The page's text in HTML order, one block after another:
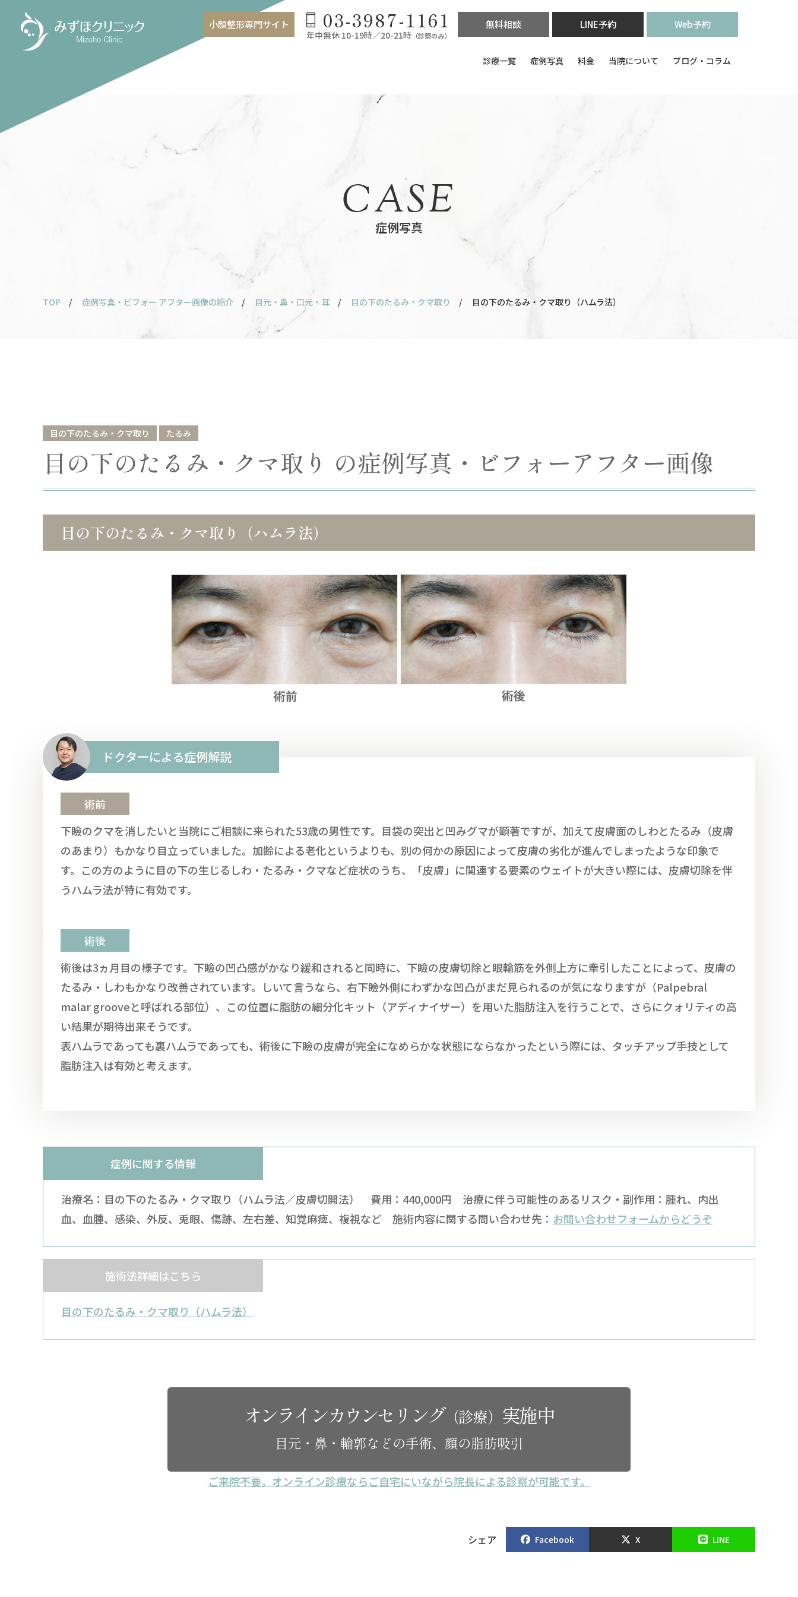
小顔整形専門サイト 03-3987-1161
年中無休 10-19時／20-21時 （診察のみ）
無料相談 LINE予約 Web予約
診療一覧 症例写真 料金 当院について ブログ・コラム
症例写真
CASE
TOP / 症例写真・ビフォー アフター画像の紹介 / 目元・鼻・口元・耳 / 目の下のたるみ・クマ取り / 目の下のたるみ・クマ取り（ハムラ法）
目の下のたるみ・クマ取り たるみ
目の下のたるみ・クマ取り の症例写真・ビフォーアフター画像
目の下のたるみ・クマ取り（ハムラ法）
ドクターによる症例解説
術前
下瞼のクマを消したいと当院にご相談に来られた53歳の男性です。目袋の突出と凹みグマが顕著ですが、加えて皮膚面のしわとたるみ（皮膚
のあまり）もかなり目立っていました。加齢による老化というよりも、別の何かの原因によって皮膚の劣化が進んでしまったような印象で
す。この方のように目の下の生じるしわ・たるみ・クマなど症状のうち、「皮膚」に関連する要素のウェイトが大きい際には、皮膚切除を伴
うハムラ法が特に有効です。
術後
術後は3ヵ月目の様子です。下瞼の凹凸感がかなり緩和されると同時に、下瞼の皮膚切除と眼輪筋を外側上方に牽引したことによって、皮膚の
たるみ・しわもかなり改善されています。しいて言うなら、右下瞼外側にわずかな凹凸がまだ見られるのが気になりますが（Palpebral
malar grooveと呼ばれる部位）、この位置に脂肪の細分化キット（アディナイザー）を用いた脂肪注入を行うことで、さらにクォリティの高
い結果が期待出来そうです。
表ハムラであっても裏ハムラであっても、術後に下瞼の皮膚が完全になめらかな状態にならなかったという際には、タッチアップ手技として
脂肪注入は有効と考えます。
症例に関する情報
治療名：目の下のたるみ・クマ取り（ハムラ法／皮膚切開法） 費用：440,000円 治療に伴う可能性のあるリスク・副作用：腫れ、内出
血、血腫、感染、外反、兎眼、傷跡、左右差、知覚麻痺、複視など 施術内容に関する問い合わせ先： お問い合わせフォームからどうぞ
施術法詳細はこちら
目の下のたるみ・クマ取り（ハムラ法）
オンラインカウンセリング（診療） 実施中
目元・鼻・輪郭などの手術、顔の脂肪吸引
ご来院不要。オンライン診療ならご自宅にいながら院長による診察が可能です。
シェア Facebook X LINE